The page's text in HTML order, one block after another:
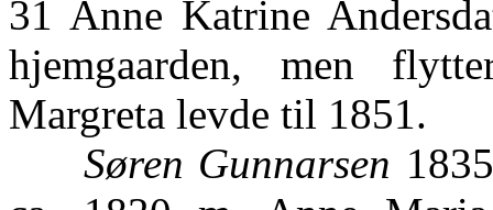
31 Anne Katrine
hjemgaarden, men
Margreta levde til 1851.
Søren Gunnarsen